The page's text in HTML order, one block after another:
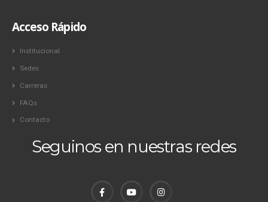
Acceso Rápido
Institucional
Sedes
Carreras
FAQs
Contacto
Seguinos en nuestras redes